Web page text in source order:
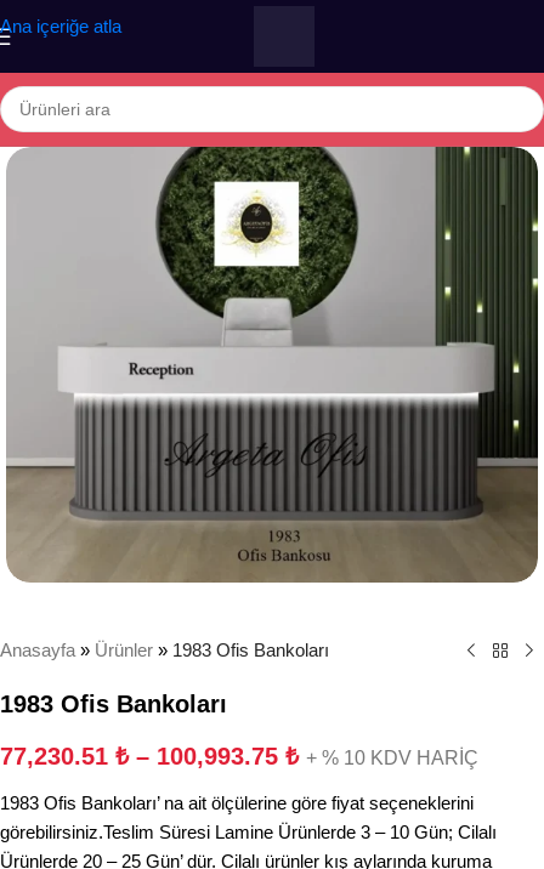
Ana içeriğe atla
Anasayfa » Ürünler » 1983 Ofis Bankoları
1983 Ofis Bankoları
77,230.51 ₺ – 100,993.75 ₺ + % 10 KDV HARİÇ
1983 Ofis Bankoları’ na ait ölçülerine göre fiyat seçeneklerini
görebilirsiniz.Teslim Süresi Lamine Ürünlerde 3 – 10 Gün; Cilalı
Ürünlerde 20 – 25 Gün’ dür. Cilalı ürünler kış aylarında kuruma